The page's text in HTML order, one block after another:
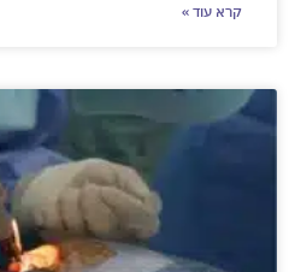
קרא עוד »